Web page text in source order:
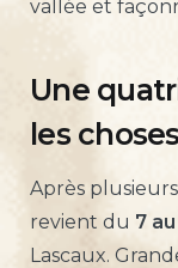
vallée et
Une
les
Après plusieurs
revient du 7
Lascaux.